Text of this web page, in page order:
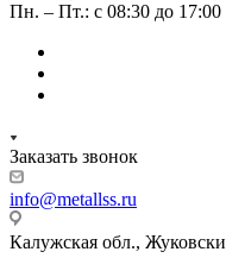
Пн. – Пт.: с 08:30 до 17:00
Заказать звонок
info@metallss.ru
Калужская обл.,